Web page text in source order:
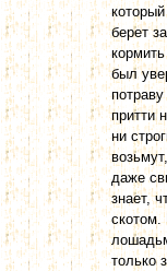
берет
был
притти
ни
даже
знает,
скотом.
только